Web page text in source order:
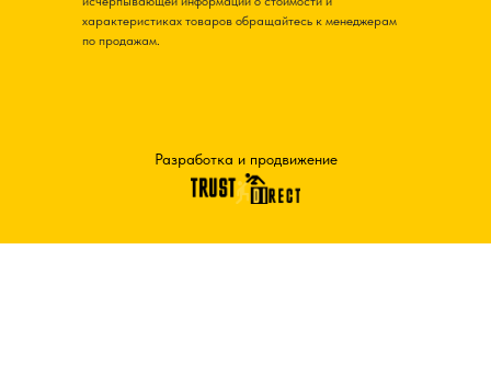
Разработка и продвижение
характеристиках товаров обращайтесь к менеджерам
по продажам.